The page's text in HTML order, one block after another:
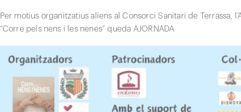
Per motius organitzatius aliens al Consorci Sanitari de Terrassa,
“Corre pels nens i les nenes” queda AJORNADA